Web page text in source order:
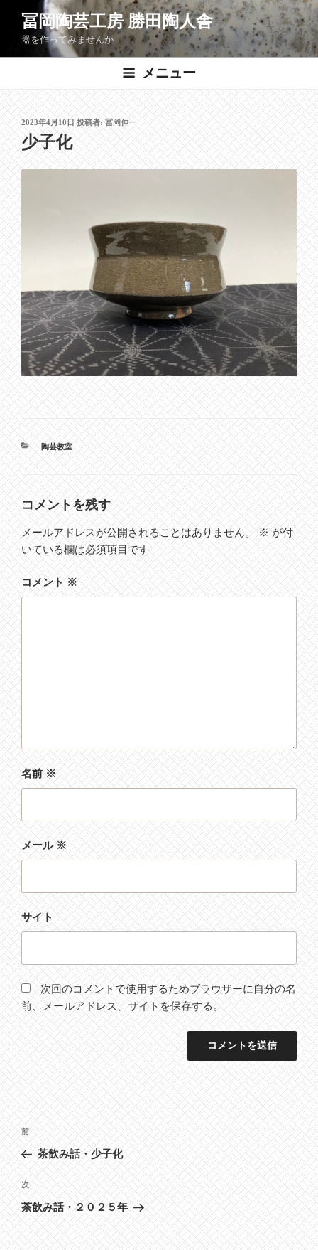
ン
へ
ス
キ
ッ
プ
冨岡陶芸工房 勝田陶人舎
器を作ってみませんか
メニュー
投
稿
日:
2023年4月10日投稿者:冨岡伸一
少子化
カ
テ
ゴ
リ
ー
陶芸教室
コメントを残す
メールアドレスが公開されることはありません。 ※が付
いている欄は必須項目です
コメント※
名前※
メール※
サイト
次回のコメントで使用するためブラウザーに自分の名
前、メールアドレス、サイトを保存する。
投
稿
ナ
ビ
ゲ
ー
シ
前
の
投
稿
前
茶飲み話・少子化
次
の
投
稿
次
茶飲み話・２０２５年